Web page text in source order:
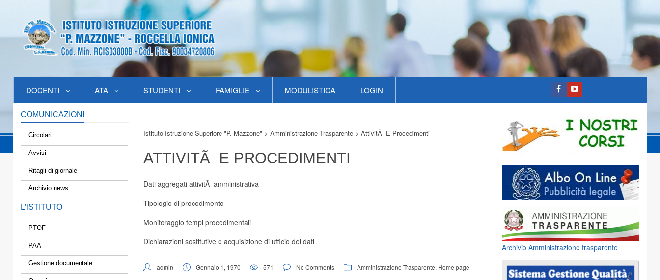
DOCENTI ATA STUDENTI FAMIGLIE MODULISTICA LOGIN
COMUNICAZIONI
Circolari
Avvisi
Ritagli di giornale
Archivio news
L’ISTITUTO
PTOF
PAA
Gestione documentale
Istituto Istruzione Superiore "P. Mazzone" > Amministrazione Trasparente > AttivitÃ E Procedimenti
ATTIVITÃ E PROCEDIMENTI
Dati aggregati attivitÃ amministrativa
Tipologie di procedimento
Monitoraggio tempi procedimentali
Dichiarazioni sostitutive e acquisizione di ufficio dei dati
admin Gennaio 1, 1970 571 No Comments Amministrazione Trasparente, Home page
Archivio Amministrazione trasparente